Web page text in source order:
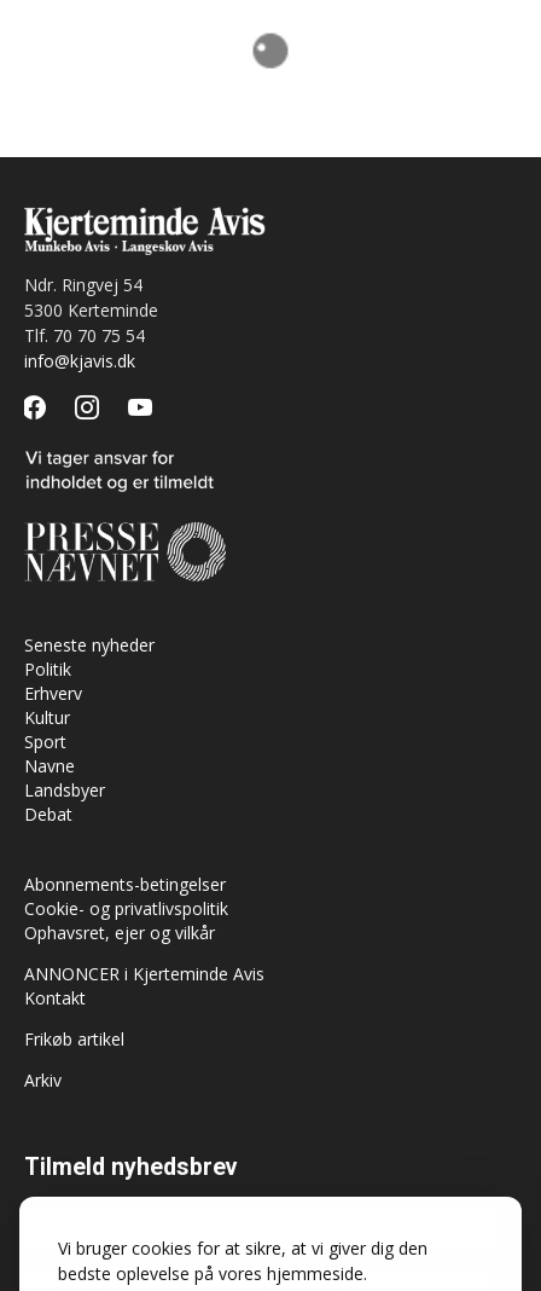
Vi bruger cookies for at sikre, at vi giver dig den
bedste oplevelse på vores hjemmeside.
Ndr. Ringvej 54
5300 Kerteminde
Tlf. 70 70 75 54
info@kjavis.dk
facebookinstagramyoutube
Seneste nyheder
Politik
Erhverv
Kultur
Sport
Navne
Landsbyer
Debat
Abonnements-betingelser
Cookie- og privatlivspolitik
Ophavsret, ejer og vilkår
ANNONCER i Kjerteminde Avis
Kontakt
Frikøb artikel
Arkiv
Tilmeld nyhedsbrev